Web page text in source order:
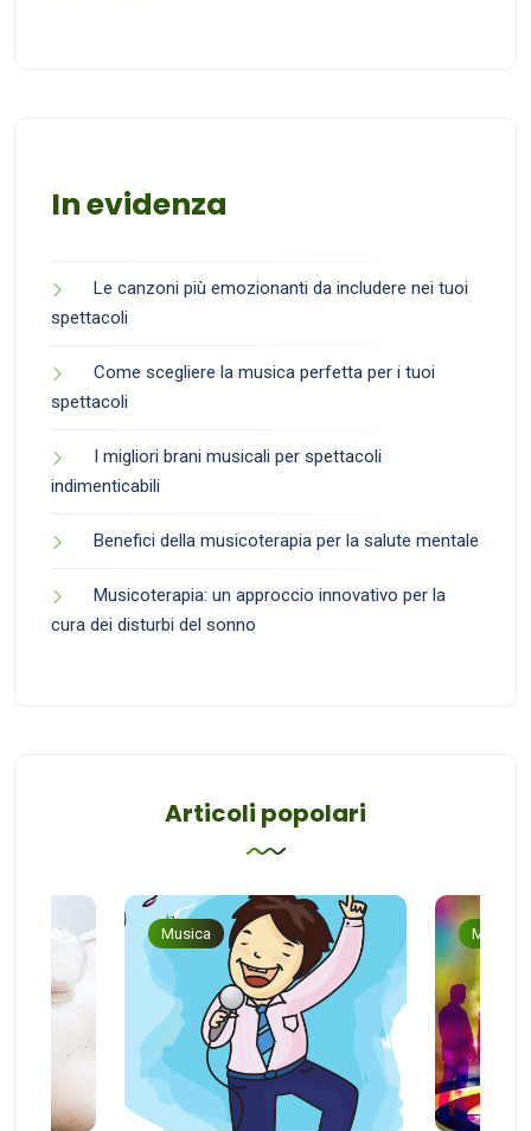
In evidenza
Le canzoni più emozionanti da includere nei tuoi
spettacoli
Come scegliere la musica perfetta per i tuoi
spettacoli
I migliori brani musicali per spettacoli
indimenticabili
Benefici della musicoterapia per la salute mentale
Musicoterapia: un approccio innovativo per la
cura dei disturbi del sonno
Articoli popolari
Musica Musica